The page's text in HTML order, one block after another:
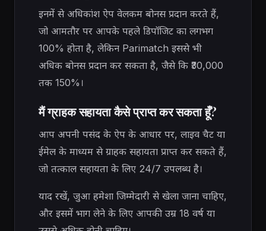
इनमें से अधिकांश ऐप वेलकम बोनस प्रदान करते हैं,
जो आमतौर पर आपके पहले डिपॉजिट का लगभग
100% होता है, लेकिन Parimatch इससे भी
अधिक बोनस प्रदान कर सकता है, जैसे कि ₹30,000
तक 150%।
मैं ग्राहक सहायता कैसे प्राप्त कर सकता हूँ?
आप अपनी पसंद के ऐप के आधार पर, लाइव चैट या
ईमेल के माध्यम से ग्राहक सहायता प्राप्त कर सकते हैं,
जो तत्काल सहायता के लिए 24/7 उपलब्ध है।
याद रखें, जुआ हमेशा जिम्मेदारी से खेला जाना चाहिए,
और इसमें भाग लेने के लिए आपकी उम्र 18 वर्ष या